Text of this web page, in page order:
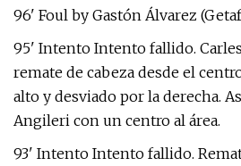
96' Foul by Gastón Álvarez
95' Intento Intento fallido.
remate de cabeza desde el
alto y desviado por la derecha.
Angileri con un centro al área.
93' Intento Intento fallido.